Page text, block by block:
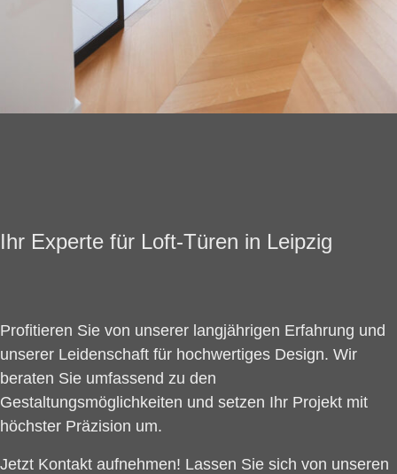
Ihr Experte für Loft-Türen in Leipzig
Profitieren Sie von unserer langjährigen Erfahrung und
unserer Leidenschaft für hochwertiges Design. Wir
beraten Sie umfassend zu den
Gestaltungsmöglichkeiten und setzen Ihr Projekt mit
höchster Präzision um.
Jetzt Kontakt aufnehmen! Lassen Sie sich von unseren